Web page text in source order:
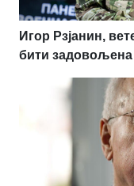
Игор Рзјанин,
бити